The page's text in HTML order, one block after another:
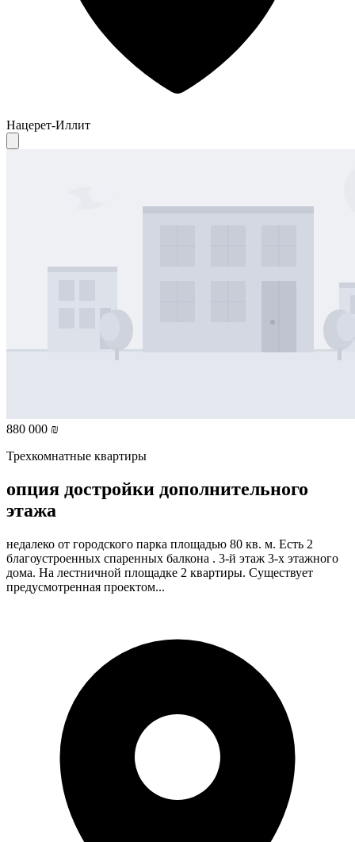
Нацерет-Иллит
880 000 ₪
Трехкомнатные квартиры
опция достройки дополнительного
этажа
недалеко от городского парка площадью 80 кв. м. Есть 2
благоустроенных спаренных балкона . 3-й этаж 3-х этажного
дома. На лестничной площадке 2 квартиры. Существует
предусмотренная проектом...